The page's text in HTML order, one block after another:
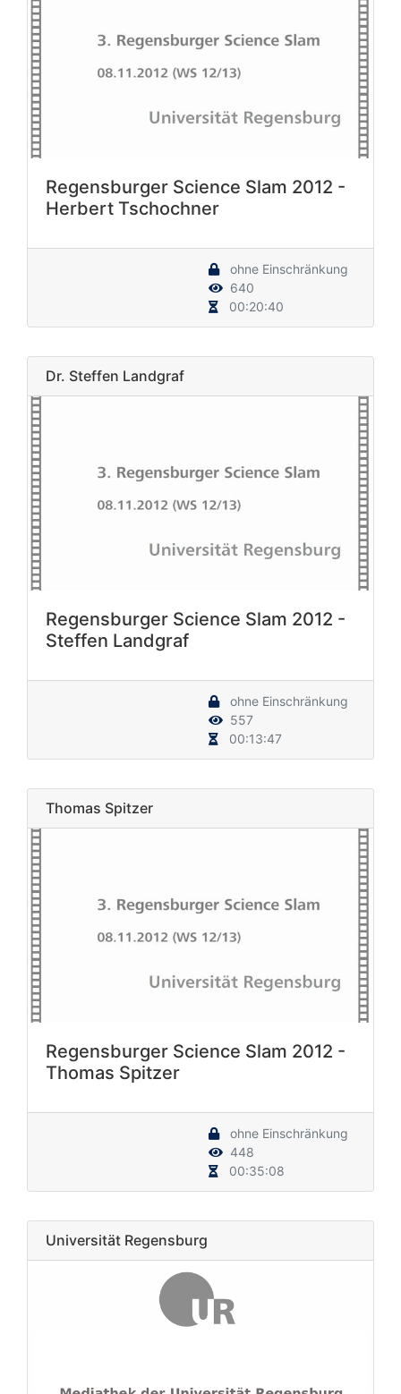
Regensburger Science Slam 2012 -
Herbert Tschochner
ohne Einschränkung
640
00:20:40
Dr. Steffen Landgraf
Regensburger Science Slam 2012 -
Steffen Landgraf
ohne Einschränkung
557
00:13:47
Thomas Spitzer
Regensburger Science Slam 2012 -
Thomas Spitzer
ohne Einschränkung
448
00:35:08
Universität Regensburg